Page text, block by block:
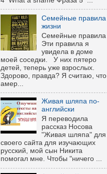
Семейные правила
жизни
Семейные правила
Эти правила я
увидела в доме
моей соседки. У них пятеро
детей, теперь уже взрослых.
Здорово, правда? Я считаю, что
амер...
Живая шляпа по-
английски
Я переводила
рассказ Носова
"Живая шляпа" для
своего сайта для изучающих
русский, мой сын Никита
помогал мне. Чтобы "ничего ...